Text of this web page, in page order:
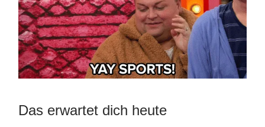
Das erwartet dich heute